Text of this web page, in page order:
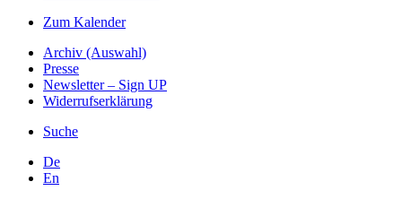
Zum Kalender
Archiv (Auswahl)
Presse
Newsletter – Sign UP
Widerrufserklärung
Suche
De
En